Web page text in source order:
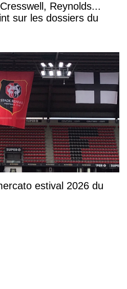
Reynolds...
sur les dossiers du
estival 2026 du